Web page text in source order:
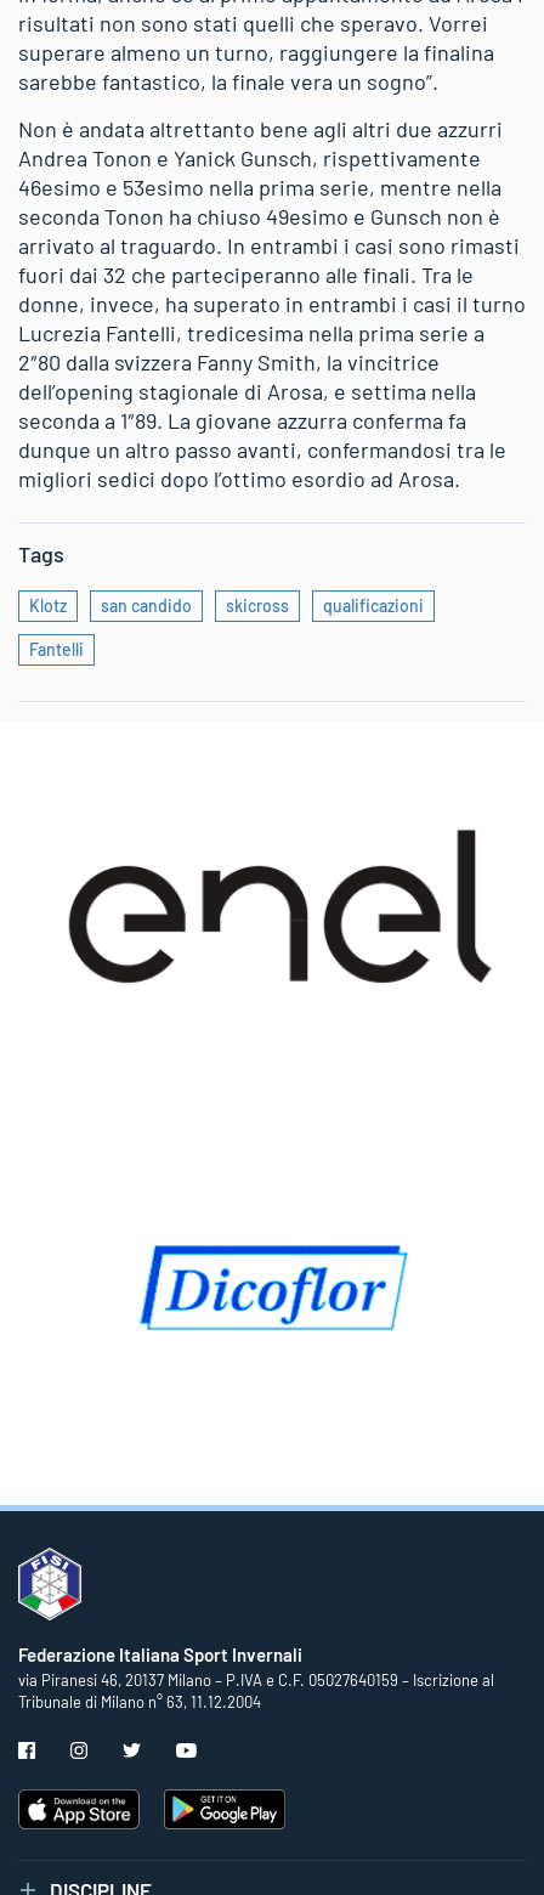
risultati non sono stati quelli che speravo. Vorrei
superare almeno un turno, raggiungere la finalina
sarebbe fantastico, la finale vera un sogno”.
Non è andata altrettanto bene agli altri due azzurri
Andrea Tonon e Yanick Gunsch, rispettivamente
46esimo e 53esimo nella prima serie, mentre nella
seconda Tonon ha chiuso 49esimo e Gunsch non è
arrivato al traguardo. In entrambi i casi sono rimasti
fuori dai 32 che parteciperanno alle finali. Tra le
donne, invece, ha superato in entrambi i casi il turno
Lucrezia Fantelli, tredicesima nella prima serie a
2″80 dalla svizzera Fanny Smith, la vincitrice
dell’opening stagionale di Arosa, e settima nella
seconda a 1″89. La giovane azzurra conferma fa
dunque un altro passo avanti, confermandosi tra le
migliori sedici dopo l’ottimo esordio ad Arosa.
Tags
Klotz san candido skicross qualificazioni
Fantelli
Federazione Italiana Sport Invernali
via Piranesi 46, 20137 Milano – P.IVA e C.F. 05027640159 – Iscrizione al
Tribunale di Milano n° 63, 11.12.2004